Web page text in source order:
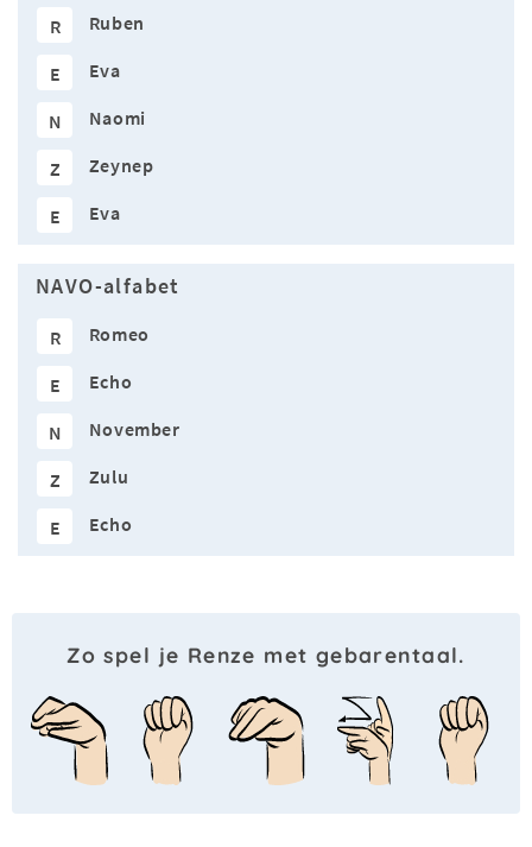
R Ruben
E Eva
N Naomi
Z Zeynep
E Eva
NAVO-alfabet
R Romeo
E Echo
N November
Z Zulu
E Echo
Zo spel je Renze met gebarentaal.